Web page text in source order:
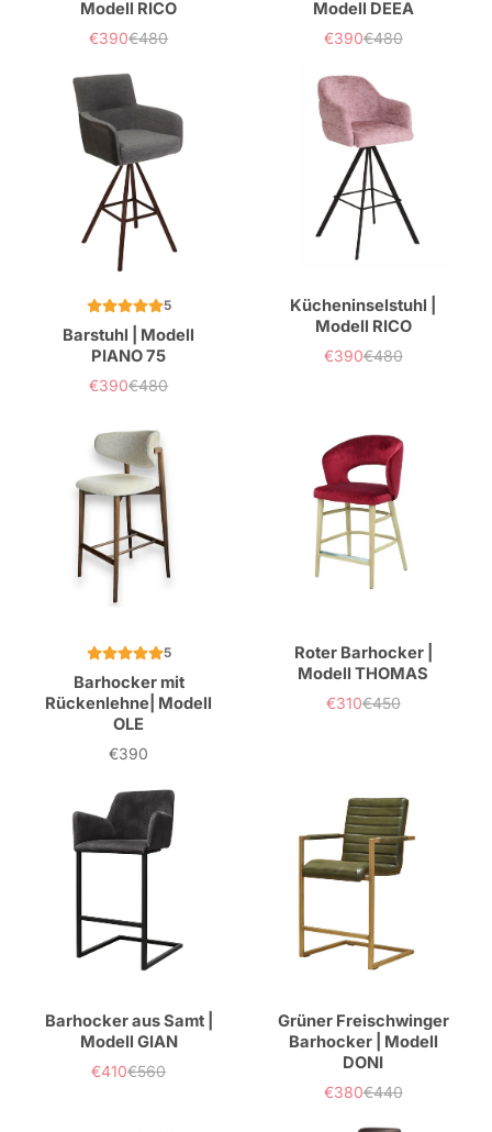
Modell RICO
Verkaufspreis
€390Normaler
€480
Modell DEEA
Verkaufspreis
€390Normaler
€480
5
Barstuhl | Modell
PIANO 75
Verkaufspreis
€390Normaler
€480
Kücheninselstuhl |
Modell RICO
Verkaufspreis
€390Normaler
€480
5
Barhocker mit
Rückenlehne| Modell
OLE
Preis
€390
Roter Barhocker |
Modell THOMAS
Verkaufspreis
€310Normaler
€450
Barhocker aus Samt |
Modell GIAN
Verkaufspreis
€410Normaler
€560
Grüner Freischwinger
Barhocker | Modell
DONI
Verkaufspreis
€380Normaler
€440